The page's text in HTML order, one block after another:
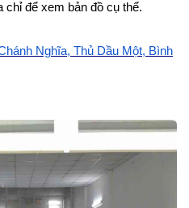
chỉ để xem bản đồ cụ thể.
Nghĩa, Thủ Dầu Một, Bình